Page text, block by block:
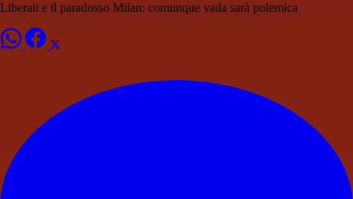
Liberali e il paradosso Milan: comunque vada sarà polemica